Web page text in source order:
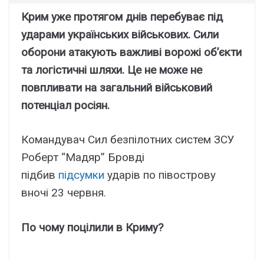
Крим уже протягом днів перебуває під
ударами українських військових. Сили
оборони атакують важливі ворожі об’єкти
та логістичні шляхи. Це не може не
повпливати на загальний військовий
потенціал росіян.
Командувач Сил безпілотних систем ЗСУ
Роберт “Мадяр” Бровді
підбив підсумки ударів по півострову
вночі 23 червня.
По чому поцілили в Криму?